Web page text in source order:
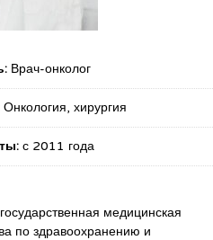
Врач-онколог
Онкология, хирургия
с 2011 года
медицинская
по здравоохранению и